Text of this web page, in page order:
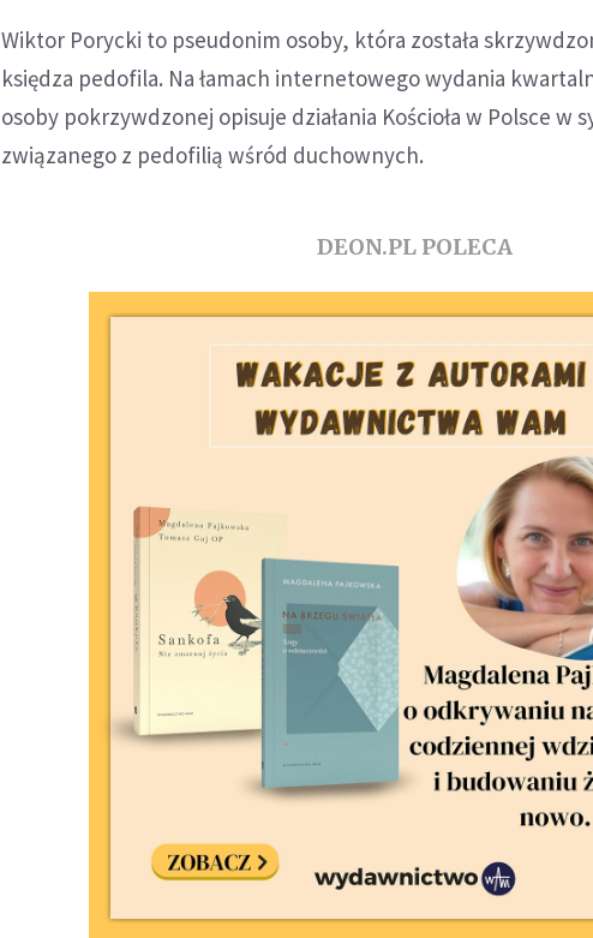
Wiktor Porycki to pseudonim osoby, która została
księdza pedofila. Na łamach internetowego wydania
osoby pokrzywdzonej opisuje działania Kościoła w Polsce w
związanego z pedofilią wśród duchownych.
DEON.PL POLECA